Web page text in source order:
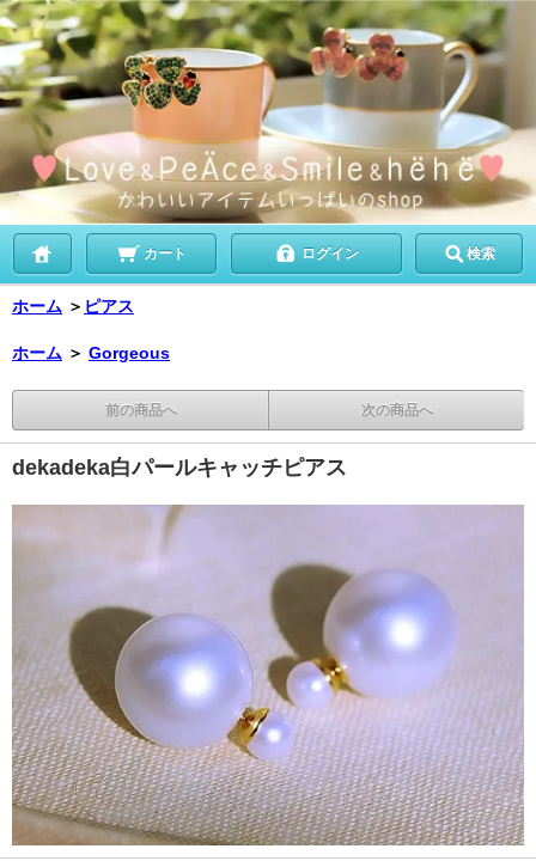
カート ログイン 検索
ホーム ＞ ピアス
ホーム ＞ Gorgeous
前の商品へ 次の商品へ
dekadeka白パールキャッチピアス